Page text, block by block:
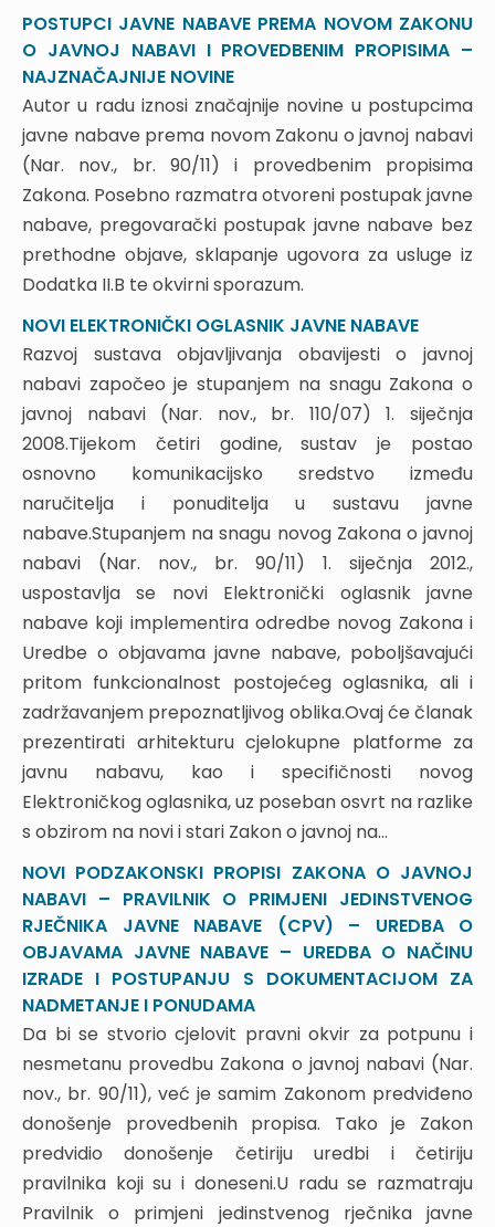
dokumentacije za nadmetanje
7.4. Izmjena dokumentacije za nadmetanje
7.5. Kriterij odabira ponude
7.6. Rok za dostavu ponuda
7.7. Troškovi izrade i stavljanja na raspolaganje
dokumentacije
7.8. Jamstvo za ozbiljnost ponude
7.9. Razlozi isključenja te uvjeti i dokazi
sposobnosti
7.9.1. Razlozi isključenja natjecatelja odnosno
ponuditelja
7.9.3. Oblik dokaza
7.10. Otvaranje ponuda
7.11. Pojašnjenje ili upotpunjavanje dostavljenih
dokumenata
7.12. Neuobičajeno niska cijena
7.13. Uvid u ponude
7.14. Način provedbe pregleda i ocjene ponuda
7.15. Dostava odluke o odabiru ili poništenju
7.16. Rok mirovanja
7.17. Obavijest o sklopljenim ugovorima
8. PREGOVARAČKI POSTUPAK JAVNE NABAVE
BEZ PRETHODNE OBJAVE
8.1. Osnovna pravila u primjeni pregovaračkog
postupka javne nabave bez prethodne objave
8.2. Zakonske pretpostavke za početak postupka
8.3. Novi pojmovi nepravilne, neprihvatljive i
neprikladne ponude
8.4. Tijek postupka i sudionici
8.5. Početak postupka
ponuditelja
8.7. Uvjeti sposobnosti
8.8. Postupak pregleda, ocjene i odabira
8.9. Objava prethodne objave o namjeri sklapanja
ugovora
8.10. Rok mirovanja
8.11. Žalba
8.12. Obavijest o sklopljenom ugovoru
9. SKLAPANJE UGOVORA ZA USLUGE IZ
DODATKA II. B ZAKONA
9.1. Početak postupka sukladno članku 44. Zakona
9.2. Razlozi isključenja i uvjeti sposobnosti
9.3. Otvaranje ponuda
POSTUPCI JAVNE NABAVE PREMA NOVOM ZAKONU
O JAVNOJ NABAVI I PROVEDBENIM PROPISIMA –
NAJZNAČAJNIJE NOVINE
Autor u radu iznosi značajnije novine u postupcima
javne nabave prema novom Zakonu o javnoj nabavi
(Nar. nov., br. 90/11) i provedbenim propisima
Zakona. Posebno razmatra otvoreni postupak javne
nabave, pregovarački postupak javne nabave bez
prethodne objave, sklapanje ugovora za usluge iz
Dodatka II.B te okvirni sporazum.
NOVI ELEKTRONIČKI OGLASNIK JAVNE NABAVE
Razvoj sustava objavljivanja obavijesti o javnoj
nabavi započeo je stupanjem na snagu Zakona o
javnoj nabavi (Nar. nov., br. 110/07) 1. siječnja
2008.Tijekom četiri godine, sustav je postao
osnovno komunikacijsko sredstvo između
naručitelja i ponuditelja u sustavu javne
nabave.Stupanjem na snagu novog Zakona o javnoj
nabavi (Nar. nov., br. 90/11) 1. siječnja 2012.,
uspostavlja se novi Elektronički oglasnik javne
nabave koji implementira odredbe novog Zakona i
Uredbe o objavama javne nabave, poboljšavajući
pritom funkcionalnost postojećeg oglasnika, ali i
zadržavanjem prepoznatljivog oblika.Ovaj će članak
prezentirati arhitekturu cjelokupne platforme za
javnu nabavu, kao i specifičnosti novog
Elektroničkog oglasnika, uz poseban osvrt na razlike
s obzirom na novi i stari Zakon o javnoj na...
NOVI PODZAKONSKI PROPISI ZAKONA O JAVNOJ
NABAVI – PRAVILNIK O PRIMJENI JEDINSTVENOG
RJEČNIKA JAVNE NABAVE (CPV) – UREDBA O
OBJAVAMA JAVNE NABAVE – UREDBA O NAČINU
IZRADE I POSTUPANJU S DOKUMENTACIJOM ZA
NADMETANJE I PONUDAMA
Da bi se stvorio cjelovit pravni okvir za potpunu i
nesmetanu provedbu Zakona o javnoj nabavi (Nar.
nov., br. 90/11), već je samim Zakonom predviđeno
donošenje provedbenih propisa. Tako je Zakon
predvidio donošenje četiriju uredbi i četiriju
pravilnika koji su i doneseni.U radu se razmatraju
Pravilnik o primjeni jedinstvenog rječnika javne